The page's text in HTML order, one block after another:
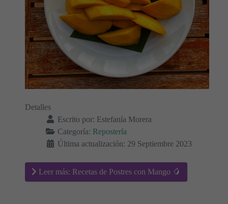
Detalles
Escrito por: Estefanía Morera
Categoría: Repostería
Última actualización: 29 Septiembre 2023
Leer más: Recetas de Postres con Mango 🥭